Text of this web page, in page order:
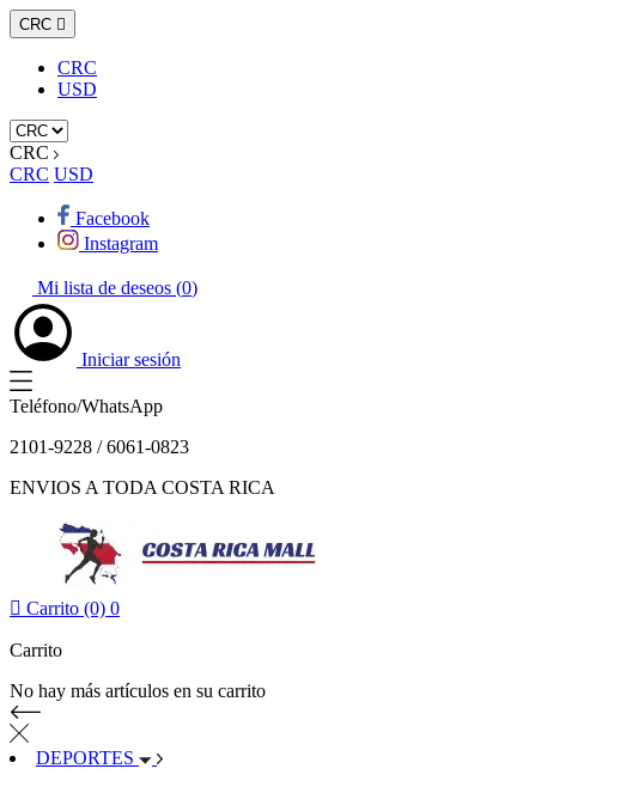
CRC 
CRC
USD
CRC
CRC USD
Facebook
Instagram
Mi lista de deseos (0)
Iniciar sesión
Teléfono/WhatsApp
2101-9228 / 6061-0823
ENVIOS A TODA COSTA RICA
 Carrito (0) 0
Carrito
No hay más artículos en su carrito
DEPORTES